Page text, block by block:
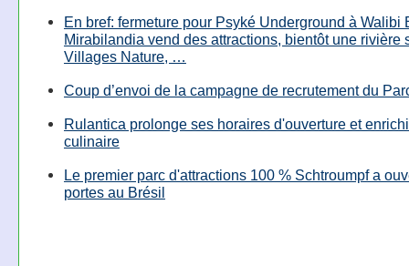
En bref: fermeture pour Psyké Underground à Walibi
Mirabilandia vend des attractions, bientôt une rivière
Villages Nature, …
Coup d’envoi de la campagne de recrutement du
Rulantica prolonge ses horaires d'ouverture et
culinaire
Le premier parc d'attractions 100 % Schtroumpf a
portes au Brésil